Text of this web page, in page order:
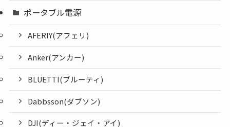
ポータブル電源
AFERIY(アフェリ)
Anker(アンカー)
BLUETTI(ブルーティ)
Dabbsson(ダブソン)
DJI(ディー・ジェイ・アイ)